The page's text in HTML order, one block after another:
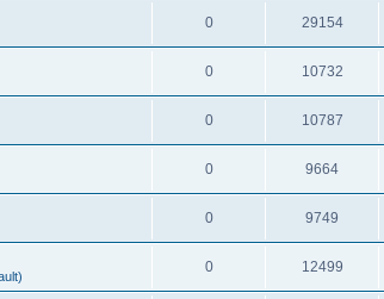
0 29154
0 10732
0 10787
0 9664
0 9749
0 12499